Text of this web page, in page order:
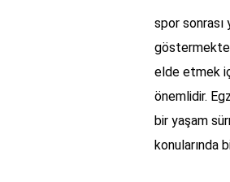
spor
elde etmek
önemlidir.
bir yaşam
konularında